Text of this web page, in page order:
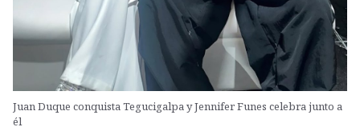
Juan Duque conquista Tegucigalpa y Jennifer Funes celebra junto a
él